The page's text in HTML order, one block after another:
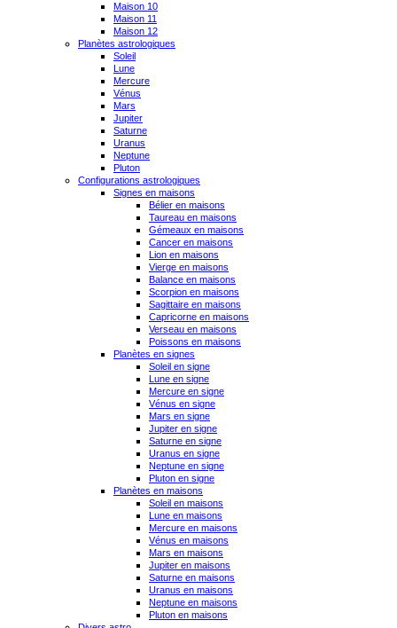
Maison 10
Maison 11
Maison 12
Planètes astrologiques
Soleil
Lune
Mercure
Vénus
Mars
Jupiter
Saturne
Uranus
Neptune
Pluton
Configurations astrologiques
Signes en maisons
Bélier en maisons
Taureau en maisons
Gémeaux en maisons
Cancer en maisons
Lion en maisons
Vierge en maisons
Balance en maisons
Scorpion en maisons
Sagittaire en maisons
Capricorne en maisons
Verseau en maisons
Poissons en maisons
Planètes en signes
Soleil en signe
Lune en signe
Mercure en signe
Vénus en signe
Mars en signe
Jupiter en signe
Saturne en signe
Uranus en signe
Neptune en signe
Pluton en signe
Planètes en maisons
Soleil en maisons
Lune en maisons
Mercure en maisons
Vénus en maisons
Mars en maisons
Jupiter en maisons
Saturne en maisons
Uranus en maisons
Neptune en maisons
Pluton en maisons